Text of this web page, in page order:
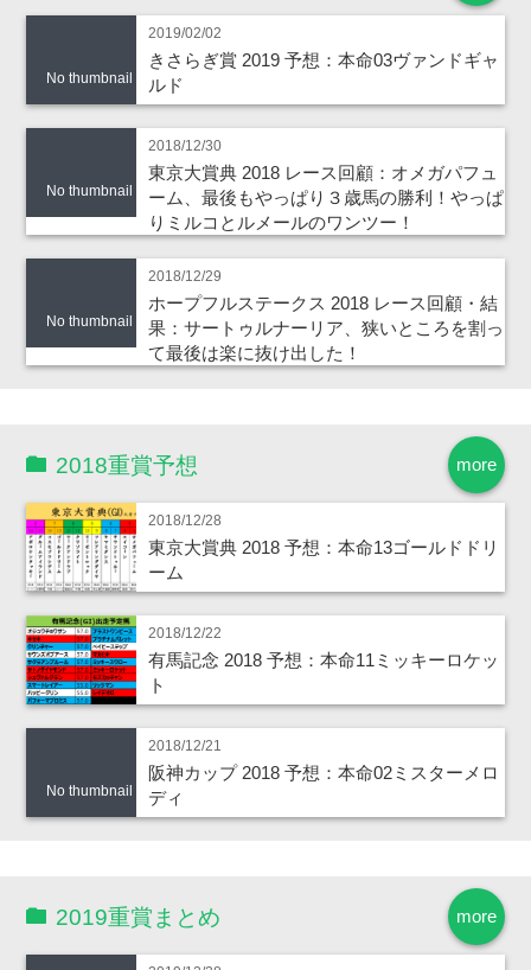
No thumbnail
2019/02/02
きさらぎ賞 2019 予想：本命03ヴァンドギャ
ルド
No thumbnail
2018/12/30
東京大賞典 2018 レース回顧：オメガパフュ
ーム、最後もやっぱり３歳馬の勝利！やっぱ
りミルコとルメールのワンツー！
No thumbnail
2018/12/29
ホープフルステークス 2018 レース回顧・結
果：サートゥルナーリア、狭いところを割っ
て最後は楽に抜け出した！
more
2018重賞予想
2018/12/28
東京大賞典 2018 予想：本命13ゴールドドリ
ーム
2018/12/22
有馬記念 2018 予想：本命11ミッキーロケッ
ト
No thumbnail
2018/12/21
阪神カップ 2018 予想：本命02ミスターメロ
ディ
more
2019重賞まとめ